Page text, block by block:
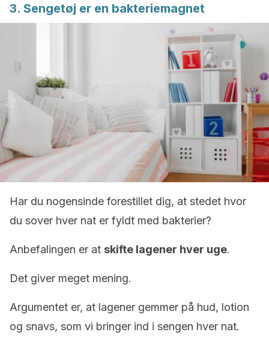
3. Sengetøj er en bakteriemagnet
Har du nogensinde forestillet dig, at stedet hvor
du sover hver nat er fyldt med bakterier?
Anbefalingen er at skifte lagener hver uge.
Det giver meget mening.
Argumentet er, at lagener gemmer på hud, lotion
og snavs, som vi bringer ind i sengen hver nat.